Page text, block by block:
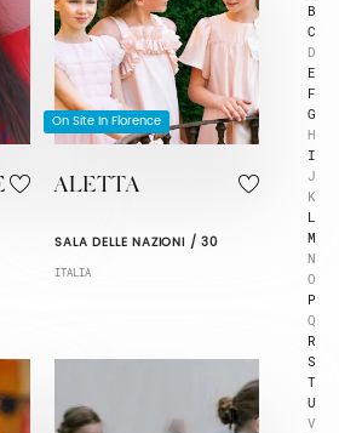
B
C
D
E
F
G
H
I
J
K
L
M
N
O
P
Q
R
S
T
U
V
On Site In Florence
ALETTA
SALA DELLE NAZIONI / 30
ITALIA